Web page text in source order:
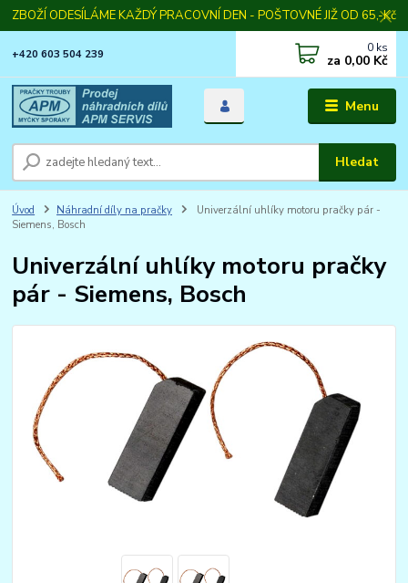
ZBOŽÍ ODESÍLÁME KAŽDÝ PRACOVNÍ DEN - POŠTOVNÉ JIŽ OD 65,-Kč
Menu
Hledat
+420 603 504 239 0 ks
za 0,00 Kč
Úvod Náhradní díly na pračky
Univerzální uhlíky motoru pračky pár -
Siemens, Bosch
Univerzální uhlíky motoru pračky
pár - Siemens, Bosch